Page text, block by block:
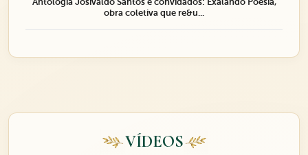
obra coletiva que re&u...
VÍDEOS